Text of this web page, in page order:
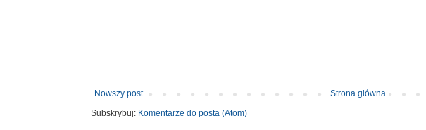
Nowszy post
Strona główna
Subskrybuj: Komentarze do posta (Atom)